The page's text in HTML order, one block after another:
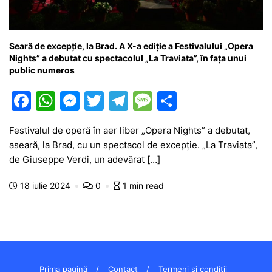
Seară de excepție, la Brad. A X-a ediție a Festivalului „Opera
Nights” a debutat cu spectacolul „La Traviata”, în fața unui
public numeros
F
c
e
b
k
W
at
s
A
M
s
s
e
er
T
itt
er
T
e
gr
a
M
s
s
a
ar
ta
Festivalul de operă în aer liber „Opera Nights” a debutat,
aseară, la Brad, cu un spectacol de excepție. „La Traviata”,
de Giuseppe Verdi, un adevărat […]
18 iulie 2024 0 1 min read
Prima pagină Contact Termeni și condiții